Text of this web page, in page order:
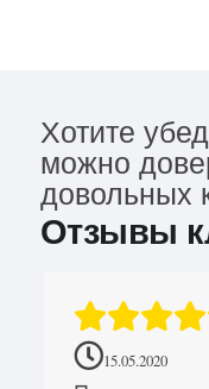
Хотите
можно
довольных
Отзывы
15.05.2020